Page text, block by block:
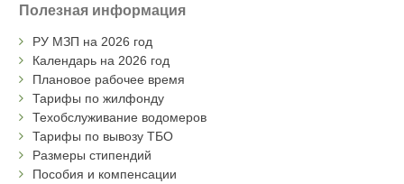
Полезная информация
РУ МЗП на 2026 год
Календарь на 2026 год
Плановое рабочее время
Тарифы по жилфонду
Техобслуживание водомеров
Тарифы по вывозу ТБО
Размеры стипендий
Пособия и компенсации